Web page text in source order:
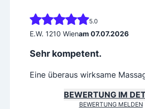
5.0
E.W. 1210 Wienam 07.07.2026
Sehr kompetent.
Eine überaus wirksame
BEWERTUNG IM
BEWERTUNG MELDEN